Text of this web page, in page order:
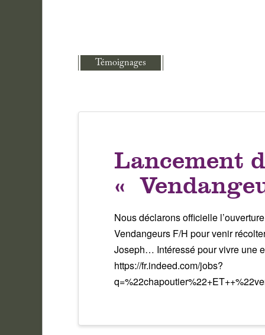
Témoignages
Lancement
«
Nous déclarons officielle
Vendangeurs F/H pour venir
Joseph… Intéressé pour vivre une
https://fr.indeed.com/jobs?